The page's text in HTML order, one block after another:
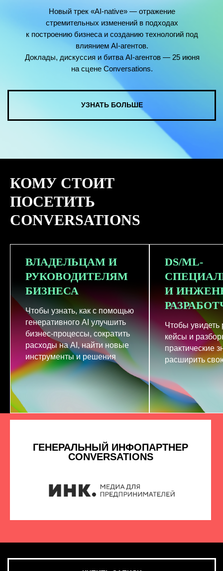
КОМУ СТОИТ
ПОСЕТИТЬ
CONVERSATIONS
ВЛАДЕЛЬЦАМ И
РУКОВОДИТЕЛЯМ
БИЗНЕСА
Чтобы узнать, как с помощью
генеративного AI улучшить
бизнес-процессы, сократить
расходы на AI, найти новые
инструменты и решения
DS/ML-
И
Чтобы увидеть
кейсы и
практические
расширить